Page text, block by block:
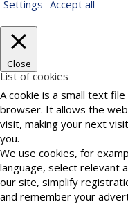
Settings Accept all
Close
List of cookies
A cookie is a small text
browser. It allows the
visit, making your next
you.
We use cookies, for
language, select relevant
our site, simplify
and remember your